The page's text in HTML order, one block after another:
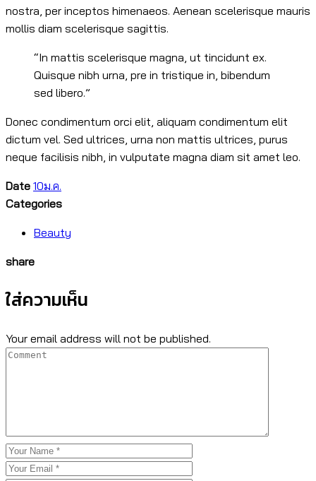
nostra, per inceptos himenaeos. Aenean scelerisque mauris
mollis diam scelerisque sagittis.
“In mattis scelerisque magna, ut tincidunt ex.
Quisque nibh urna, pre in tristique in, bibendum
sed libero.”
Donec condimentum orci elit, aliquam condimentum elit
dictum vel. Sed ultrices, urna non mattis ultrices, purus
neque facilisis nibh, in vulputate magna diam sit amet leo.
Date 10ม.ค.
Categories
Beauty
share
ใส่ความเห็น
Your email address will not be published.